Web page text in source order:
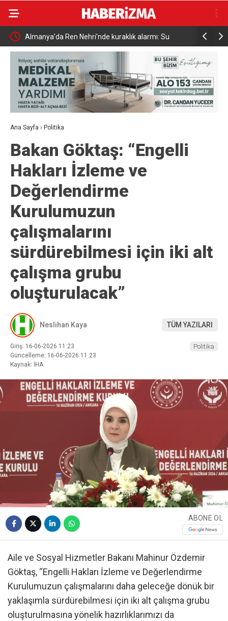
Uludağ’da çıkan orman yangını söndürüldü MGK 6
Ana Sayfa › Politika
Bakan Göktaş: “Engelli
Hakları İzleme ve
Değerlendirme
Kurulumuzun
çalışmalarını
sürdürebilmesi için iki alt
çalışma grubu
oluşturulacak”
Neslihan Kaya TÜM YAZILARI
Giriş: 16-06-2026 11:23
Güncelleme: 16-06-2026 11:23
Kaynak: İHA
Politika
ABONE OL
Aile ve Sosyal Hizmetler Bakanı Mahinur Özdemir
Göktaş, “Engelli Hakları İzleme ve Değerlendirme
Kurulumuzun çalışmalarını daha geleceğe dönük bir
yaklaşımla sürdürebilmesi için iki alt çalışma grubu
oluşturulmasına yönelik hazırlıklarımızı da